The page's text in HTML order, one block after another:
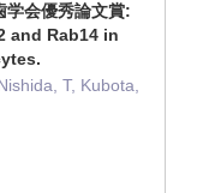
学会優秀論文賞:
and Rab14 in
T, Kubota,